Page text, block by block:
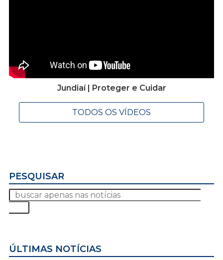
Jundiaí | Proteger e Cuidar
TODOS OS VÍDEOS
PESQUISAR
ÚLTIMAS NOTÍCIAS